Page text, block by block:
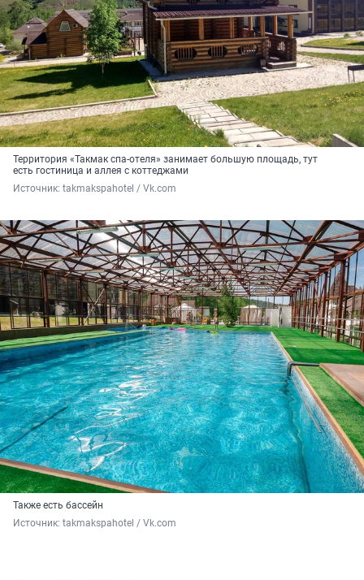
Территория «Такмак спа-отеля» занимает большую площадь, тут
есть гостиница и аллея с коттеджами
Источник: takmakspahotel / Vk.com
Также есть бассейн
Источник: takmakspahotel / Vk.com